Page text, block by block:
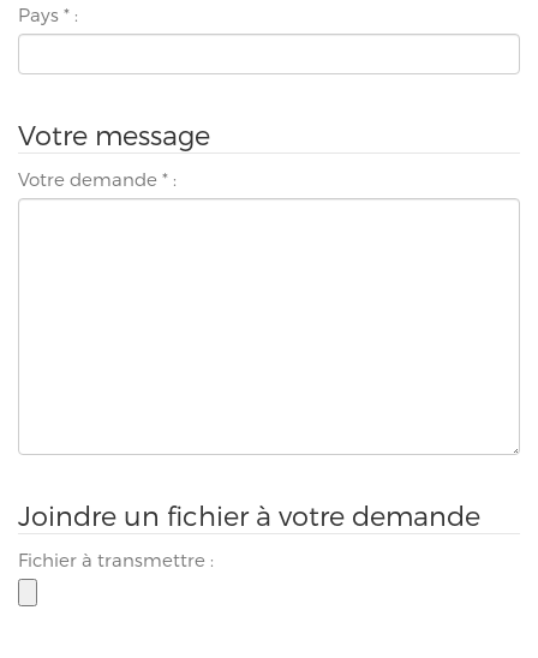
Pays * :
Votre message
Votre demande * :
Joindre un fichier à votre demande
Fichier à transmettre :